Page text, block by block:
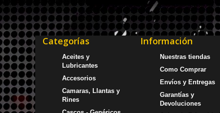
Categorías
Aceites y
Lubricantes
Accesorios
Camaras, Llantas y
Rines
Información
Nuestras tiendas
Como Comprar
Envíos y Entregas
Garantías y
Devoluciones